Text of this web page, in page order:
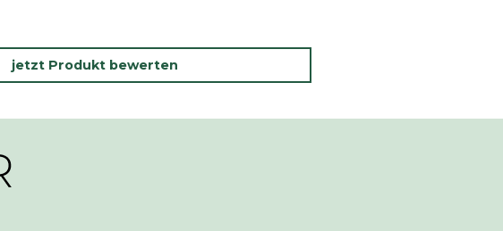
jetzt Produkt bewerten